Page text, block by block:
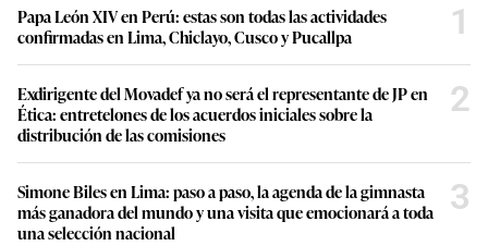
Papa León XIV en Perú: estas son todas las actividades
confirmadas en Lima, Chiclayo, Cusco y Pucallpa
1
Exdirigente del Movadef ya no será el representante de JP en
Ética: entretelones de los acuerdos iniciales sobre la
distribución de las comisiones
2
Simone Biles en Lima: paso a paso, la agenda de la gimnasta
más ganadora del mundo y una visita que emocionará a toda
una selección nacional
3